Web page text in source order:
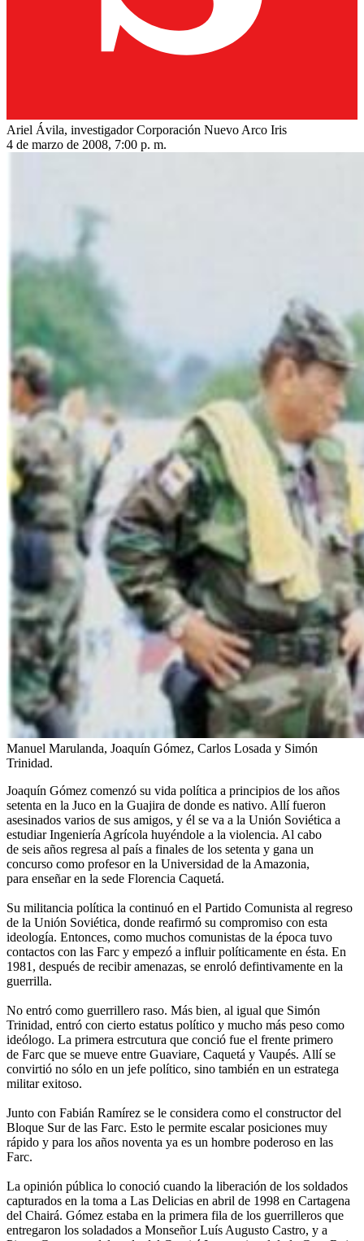
Ariel Ávila, investigador Corporación Nuevo Arco Iris
4 de marzo de 2008, 7:00 p. m.
Manuel Marulanda, Joaquín Gómez, Carlos Losada y Simón
Trinidad.
Joaquín Gómez comenzó su vida política a principios de los años
setenta en la Juco en la Guajira de donde es nativo. Allí fueron
asesinados varios de sus amigos, y él se va a la Unión Soviética a
estudiar Ingeniería Agrícola huyéndole a la violencia. Al cabo
de seis años regresa al país a finales de los setenta y gana un
concurso como profesor en la Universidad de la Amazonia,
para enseñar en la sede Florencia Caquetá.
Su militancia política la continuó en el Partido Comunista al regreso
de la Unión Soviética, donde reafirmó su compromiso con esta
ideología. Entonces, como muchos comunistas de la época tuvo
contactos con las Farc y empezó a influir políticamente en ésta. En
1981, después de recibir amenazas, se enroló defintivamente en la
guerrilla.
No entró como guerrillero raso. Más bien, al igual que Simón
Trinidad, entró con cierto estatus político y mucho más peso como
ideólogo. La primera estrcutura que conció fue el frente primero
de Farc que se mueve entre Guaviare, Caquetá y Vaupés. Allí se
convirtió no sólo en un jefe político, sino también en un estratega
militar exitoso.
Junto con Fabián Ramírez se le considera como el constructor del
Bloque Sur de las Farc. Esto le permite escalar posiciones muy
rápido y para los años noventa ya es un hombre poderoso en las
Farc.
La opinión pública lo conoció cuando la liberación de los soldados
capturados en la toma a Las Delicias en abril de 1998 en Cartagena
del Chairá. Gómez estaba en la primera fila de los guerrilleros que
entregaron los soladados a Monseñor Luís Augusto Castro, y a